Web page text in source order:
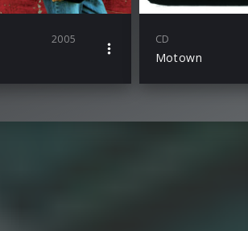
2005 CD
Motown